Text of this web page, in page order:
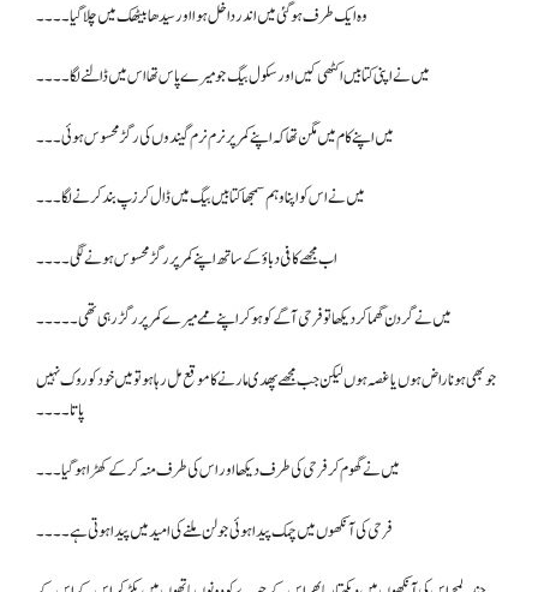
وہ ایک طرف ہو گئی میں اندر داخل ہوا اور سیدھا بیٹھک میں چلا گیا۔۔۔۔
میں نے اپنی کتابیں اکٹھی کیں اور سکول بیگ جو میرے پاس تھا اس میں ڈالنے لگا۔۔۔۔
میں اپنے کام میں مگن تھا کہ اپنے کمر پر نرم نرم گیندوں کی رگڑ محسوس ہوئی۔۔۔
میں نے اس کو اپنا وہم سمجھا کتابیں بیگ میں ڈال کر زپ بند کرنے لگا۔۔۔
اب مجھے کافی دباؤ کے ساتھ اپنے کمر پر رگڑ محسوس ہونے لگی۔۔۔۔
میں نے گردن گھما کر دیکھا تو فرحی آگے کو ہو کر اپنے ممے میرے کمر پر رگڑ رہی تھی۔۔۔۔۔
جو بھی ہو ناراض ہوں یا غصہ ہوں لیکن جب مجھے پھدی مارنے کا موقع مل رہا ہو تو میں خود کو روک نہیں
پاتا۔۔۔۔
میں نے گھوم کر فرحی کی طرف دیکھا اور اس کی طرف منہ کر کے کھڑا ہو گیا۔۔۔
فرحی کی آنکھوں میں چمک پیدا ہوئی جو لن ملنے کی امید میں پیدا ہوتی ہے۔۔۔۔